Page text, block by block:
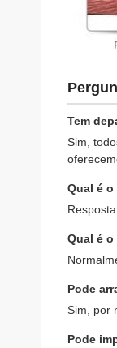
Tem
Sim,
Qual é
Qual é
Pode
Sim, por
Pode